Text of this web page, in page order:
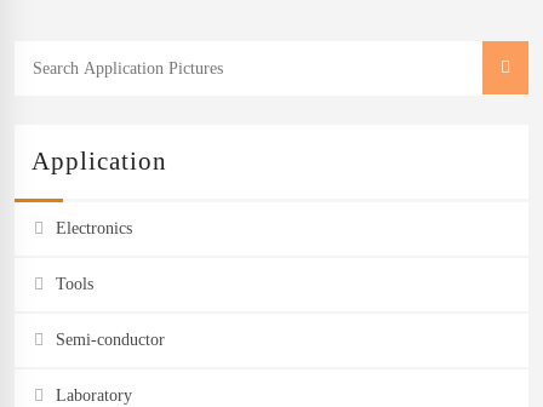
Application
Electronics
Tools
Semi-conductor
Laboratory